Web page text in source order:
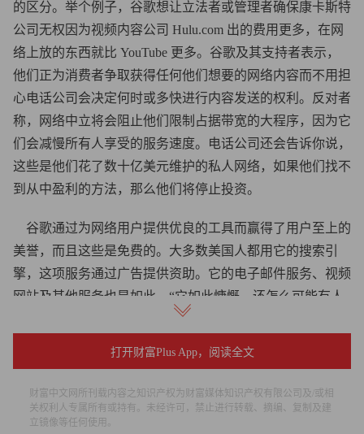
的区分。举个例子，谷歌想让立法者或管理者确保康卡斯特
公司无权因为视频内容公司 Hulu.com 出的费用更多，在网
络上放的东西就比 YouTube 更多。谷歌及其支持者表示，
他们正为消费者争取获得任何他们想要的网络内容而不用担
心电话公司会决定何时或多快进行内容发送的权利。反对者
称，网络中立将会阻止他们限制占据带宽的大程序，因为它
们会减慢所有人享受的服务速度。电话公司还会告诉你说，
这些是他们花了数十亿美元维护的私人网络，如果他们找不
到从中盈利的方法，那么他们将停止投资。
谷歌通过为网络用户提供优良的工具而赢得了用户至上的
美誉，而且这些是免费的。大多数美国人都用它的搜索引
擎，这项服务通过广告提供资助。它的电子邮件服务、视频
网站及其他服务也是如此。“它如此慷慨，还怎么可能有人
会生气？”哈佛大学商学院的助教，同时也是谷歌公司对手
事实上，一些消费者团体和管理者开始质疑这家看似乐善
好施的技术公司。去年年末，布什政府的司法部劝告谷歌公
打开财富Plus App，阅读全文
财富中文网所刊载内容之知识产权为财富媒体知识产权有限公司及/或相
关权利人专属所有或持有。未经许可，禁止进行转载、摘编、复制及建
立镜像等任何使用。